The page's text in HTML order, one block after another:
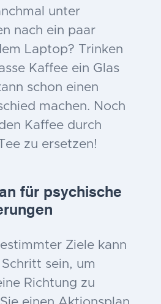
unter
nach ein paar
Laptop? Trinken
Kaffee ein Glas
schon einen
machen. Noch
Kaffee durch
zu ersetzen!
für psychische
Ziele kann
sein, um
Richtung zu